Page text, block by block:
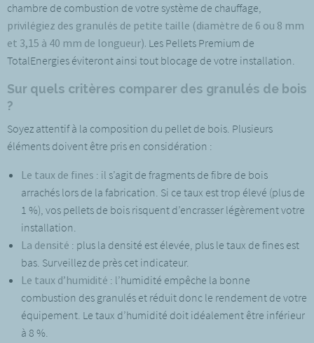
chambre de combustion de votre système de chauffage,
privilégiez des granulés de petite taille (diamètre de 6 ou 8 mm
et 3,15 à 40 mm de longueur). Les Pellets Premium de
TotalEnergies éviteront ainsi tout blocage de votre installation.
Sur quels critères comparer des granulés de bois
?
Soyez attentif à la composition du pellet de bois. Plusieurs
éléments doivent être pris en considération :
Le taux de fines : il s’agit de fragments de fibre de bois
arrachés lors de la fabrication. Si ce taux est trop élevé (plus de
1 %), vos pellets de bois risquent d’encrasser légèrement votre
installation.
La densité : plus la densité est élevée, plus le taux de fines est
bas. Surveillez de près cet indicateur.
Le taux d’humidité : l’humidité empêche la bonne
combustion des granulés et réduit donc le rendement de votre
équipement. Le taux d’humidité doit idéalement être inférieur
à 8 %.